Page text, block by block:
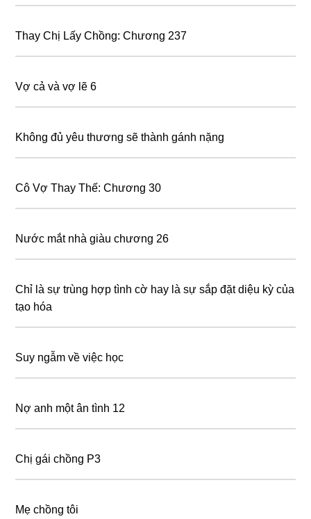
Thay Chị Lấy Chồng: Chương 237
Vợ cả và vợ lẽ 6
Không đủ yêu thương sẽ thành gánh nặng
Cô Vợ Thay Thế: Chương 30
Nước mắt nhà giàu chương 26
Chỉ là sự trùng hợp tình cờ hay là sự sắp đặt diệu kỳ của
tạo hóa
Suy ngẫm về việc học
Nợ anh một ân tình 12
Chị gái chồng P3
Mẹ chồng tôi